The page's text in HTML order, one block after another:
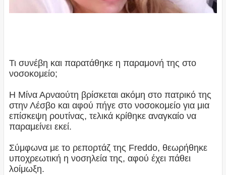
Τι συνέβη και παρατάθηκε η παραμονή της στο
νοσοκομείο;
Η Μίνα Αρναούτη βρίσκεται ακόμη στο πατρικό της
στην Λέσβο και αφού πήγε στο νοσοκομείο για μια
επίσκεψη ρουτίνας, τελικά κρίθηκε αναγκαίο να
παραμείνει εκεί.
Σύμφωνα με το ρεπορτάζ της Freddo, θεωρήθηκε
υποχρεωτική η νοσηλεία της, αφού έχει πάθει
λοίμωξη.